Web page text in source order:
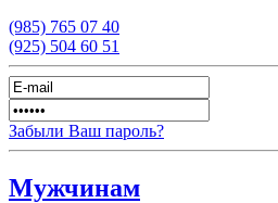
(985) 765 07 40
(925) 504 60 51
Забыли Ваш пароль?
Мужчинам